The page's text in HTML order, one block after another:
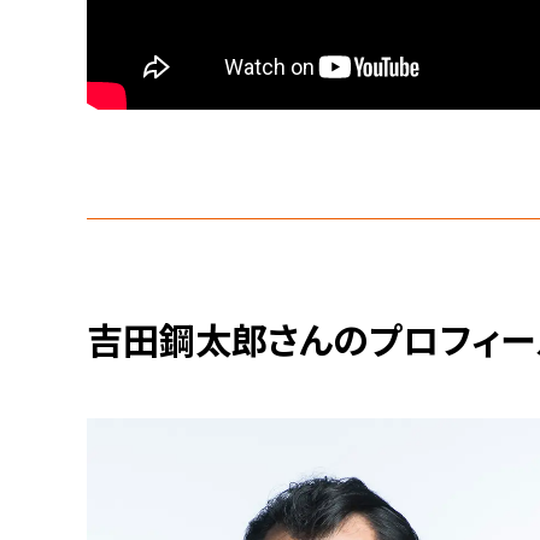
吉田鋼太郎さんのプロフィ